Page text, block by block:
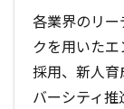
各業界のリ
クを用いた
採用、新人
バーシティ